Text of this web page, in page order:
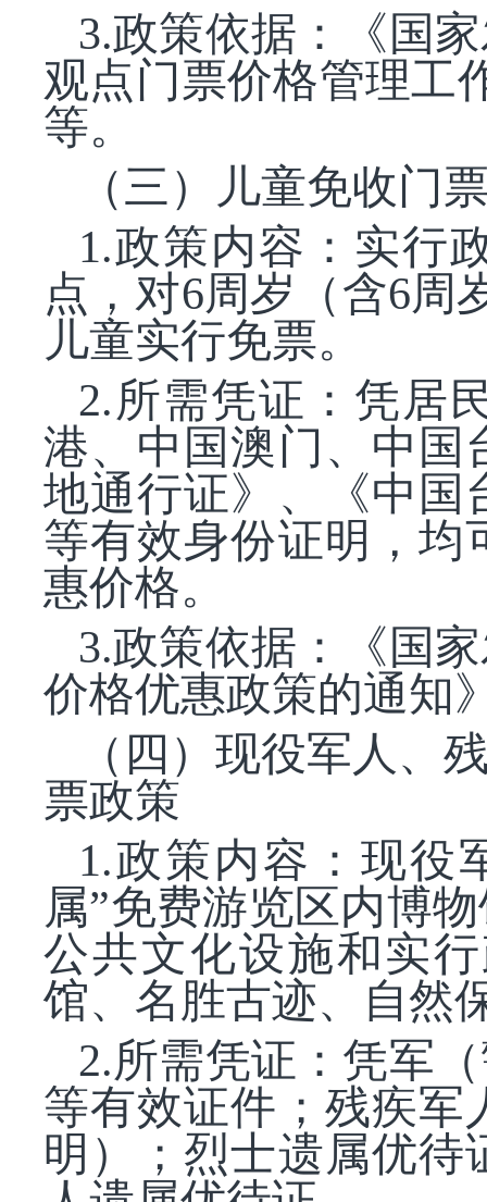
3.政策依据：《国
观点门票价格管理工
等。
（三）儿童免收门
1.政策内容：实行
点，对6周岁（含6周
儿童实行免票。
2.所需凭证：凭居
港、中国澳门、中国
地通行证》、《中国
等有效身份证明，均
惠价格。
3.政策依据：《国
价格优惠政策的通知
（四）现役军人、
票政策
1.政策内容：现役
属”免费游览区内博
公共文化设施和实
馆、名胜古迹、自然
2.所需凭证：凭军
等有效证件；残疾军
明）；烈士遗属优待